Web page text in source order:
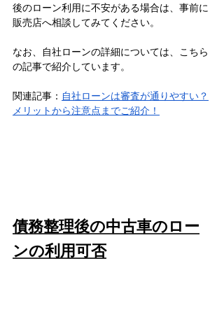
後のローン利用に不安がある場合は、事前に
販売店へ相談してみてください。
なお、自社ローンの詳細については、こちら
の記事で紹介しています。
関連記事： 自社ローンは審査が通りやすい？
メリットから注意点までご紹介！
債務整理後の中古車のロー
ンの利用可否